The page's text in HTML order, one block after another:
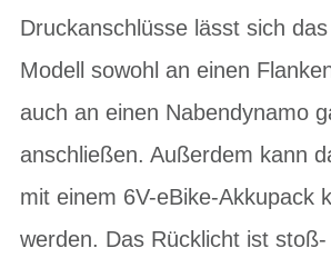
Druckanschlüsse lässt sich
Modell sowohl an einen
auch an einen Nabendynamo
anschließen. Außerdem kann
mit einem 6V-eBike-Akkupack
werden. Das Rücklicht ist stoß-